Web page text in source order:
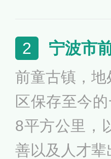
和藻类资源
理想之地。
珊瑚礁群落
去处。
2 宁波市
前童古镇，
区保存至今
8平方公里，
善以及人才